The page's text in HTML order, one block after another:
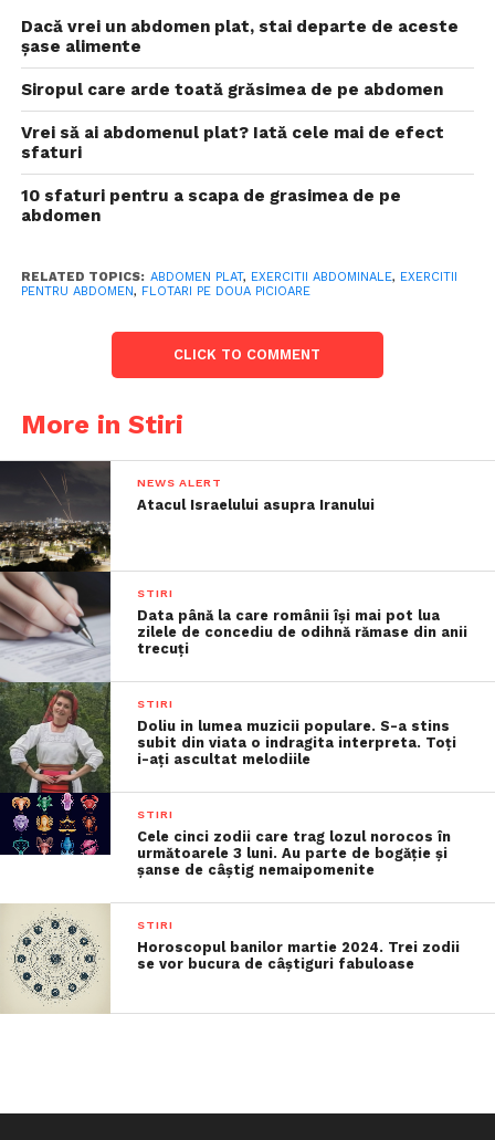
Dacă vrei un abdomen plat, stai departe de aceste
șase alimente
Siropul care arde toată grăsimea de pe abdomen
Vrei să ai abdomenul plat? Iată cele mai de efect
sfaturi
10 sfaturi pentru a scapa de grasimea de pe
abdomen
RELATED TOPICS: ABDOMEN PLAT, EXERCITII ABDOMINALE, EXERCITII
PENTRU ABDOMEN, FLOTARI PE DOUA PICIOARE
CLICK TO COMMENT
More in Stiri
NEWS ALERT
Atacul Israelului asupra Iranului
STIRI
Data până la care românii îşi mai pot lua
zilele de concediu de odihnă rămase din anii
trecuţi
STIRI
Doliu in lumea muzicii populare. S-a stins
subit din viata o indragita interpreta. Toți
i-ați ascultat melodiile
STIRI
Cele cinci zodii care trag lozul norocos în
următoarele 3 luni. Au parte de bogăție și
șanse de câștig nemaipomenite
STIRI
Horoscopul banilor martie 2024. Trei zodii
se vor bucura de câștiguri fabuloase